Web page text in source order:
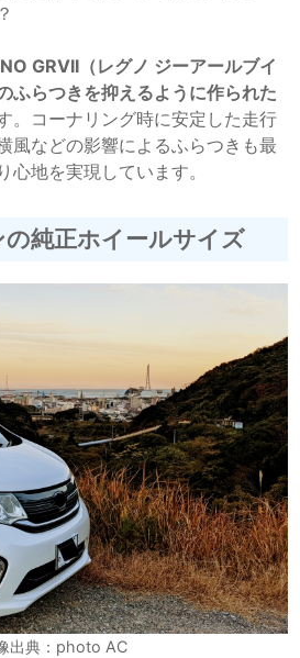
GRVII（レグノ ジーアールブイ
ふらつきを抑えるように作られた
。コーナリング時に安定した走行
風などの影響によるふらつきも最
地を実現しています。
純正ホイールサイズ
出典：photo AC